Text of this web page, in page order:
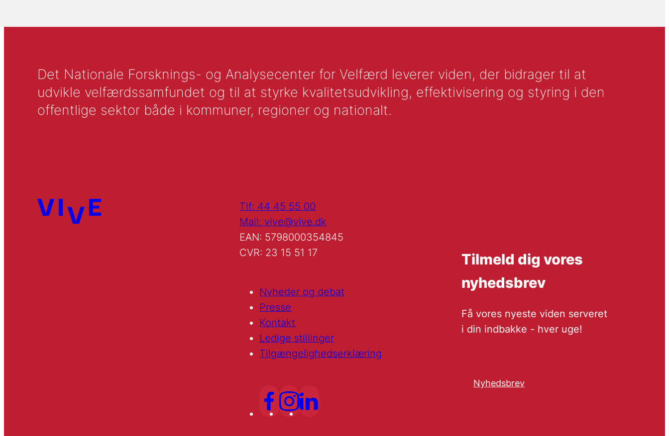
Det Nationale Forsknings- og Analysecenter for Velfærd leverer viden, der bidrager til at
udvikle velfærdssamfundet og til at styrke kvalitetsudvikling, effektivisering og styring i den
offentlige sektor både i kommuner, regioner og nationalt.
Tlf: 44 45 55 00
Mail: vive@vive.dk
EAN: 5798000354845
CVR: 23 15 51 17
Nyheder og debat
Presse
Kontakt
Ledige stillinger
Tilgængelighedserklæring
Tilmeld dig vores
nyhedsbrev
Få vores nyeste viden serveret
i din indbakke - hver uge!
Nyhedsbrev